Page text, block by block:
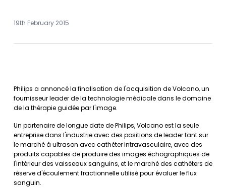
19th February 2015
Philips a annoncé la finalisation de l'acquisition de Volcano, un
fournisseur leader de la technologie médicale dans le domaine
de la thérapie guidée par l'image.
Un partenaire de longue date de Philips, Volcano est la seule
entreprise dans l'industrie avec des positions de leader tant sur
le marché à ultrason avec cathéter intravasculaire, avec des
produits capables de produire des images échographiques de
l'intérieur des vaisseaux sanguins, et le marché des cathéters de
réserve d'écoulement fractionnelle utilisé pour évaluer le flux
sanguin.